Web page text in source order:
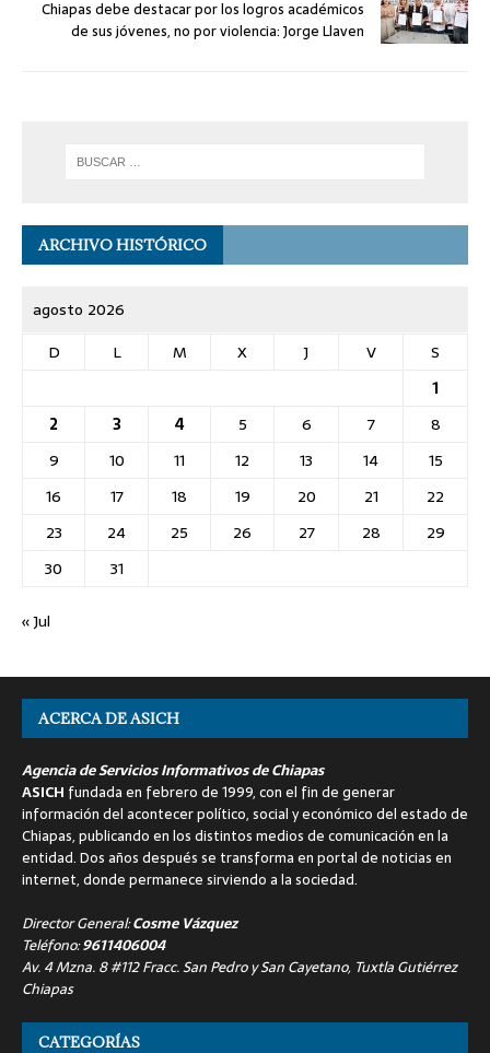
Chiapas debe destacar por los logros académicos
de sus jóvenes, no por violencia: Jorge Llaven
ARCHIVO HISTÓRICO
agosto 2026
D
L M X J V
S
1
2
3 4 5 6 7
8
9
10 11 12 13 14
15
16
17 18 19 20 21
22
23
24 25 26 27 28
29
30
31
« Jul
ACERCA DE ASICH
Agencia de Servicios Informativos de Chiapas
ASICH fundada en febrero de 1999, con el fin de generar
información del acontecer político, social y económico del estado de
Chiapas, publicando en los distintos medios de comunicación en la
entidad. Dos años después se transforma en portal de noticias en
internet, donde permanece sirviendo a la sociedad.
Director General:Cosme Vázquez
Teléfono:9611406004
Av. 4 Mzna. 8 #112 Fracc. San Pedro y San Cayetano, Tuxtla Gutiérrez
Chiapas
CATEGORÍAS